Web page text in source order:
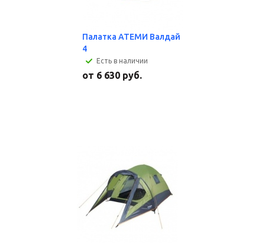
Палатка АТЕМИ Валдай
4
Есть в наличии
от 6 630 руб.